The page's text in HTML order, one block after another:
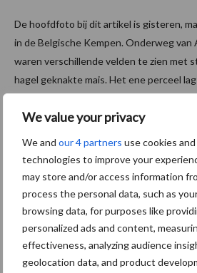
We value your privacy
We and our 4 partners use cookies
technologies to improve your
may store and/or access information
process the personal data, such as
browsing data, for purposes like
personalized ads and content,
effectiveness, analyzing audience
geolocation data, and product
De hoofdfoto bij dit artikel is gisteren,
in de Belgische Kempen. Onderweg van
waren verschillende velden te zien met
hagel geknakte mais. Het ene perceel lag
23 juni 2026